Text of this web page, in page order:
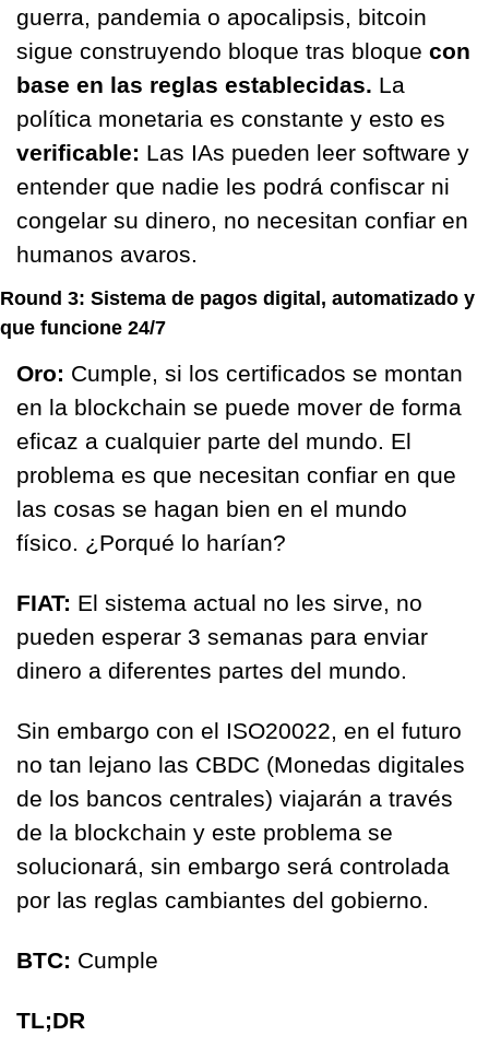
guerra, pandemia o apocalipsis, bitcoin
sigue construyendo bloque tras bloque con
base en las reglas establecidas. La
verificable: Las IAs pueden leer software y
entender que nadie les podrá confiscar ni
congelar su dinero, no necesitan confiar en
humanos avaros.
Round 3: Sistema de pagos digital, automatizado y
que funcione 24/7
Oro: Cumple, si los certificados se montan
en la blockchain se puede mover de forma
eficaz a cualquier parte del mundo. El
problema es que necesitan confiar en que
las cosas se hagan bien en el mundo
físico. ¿Porqué lo harían?
FIAT: El sistema actual no les sirve, no
pueden esperar 3 semanas para enviar
dinero a diferentes partes del mundo.
Sin embargo con el ISO20022, en el futuro
no tan lejano las CBDC (Monedas digitales
de los bancos centrales) viajarán a través
de la blockchain y este problema se
solucionará, sin embargo será controlada
por las reglas cambiantes del gobierno.
BTC: Cumple
TL;DR